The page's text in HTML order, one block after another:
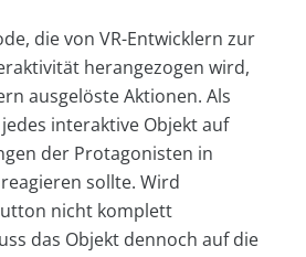
die von VR-Entwicklern zur
herangezogen wird,
ausgelöste Aktionen. Als
interaktive Objekt auf
der Protagonisten in
sollte. Wird
nicht komplett
das Objekt dennoch auf die